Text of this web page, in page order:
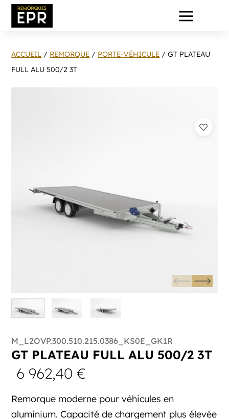
a
ACCUEIL / REMORQUE / PORTE-VÉHICULE / GT PLATEAU
FULL ALU 500/2 3T
M_L2OVP.300.510.215.0386_KS0E_GK1R
GT PLATEAU FULL ALU 500/2 3T
6 962,40€
Remorque moderne pour véhicules en
aluminium. Capacité de chargement plus élevée